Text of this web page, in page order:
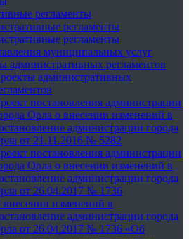
регламенты
регламенты
регламенты
муниципальных услуг
административных регламентов
административных
постановления администрации
Орла о внесении изменений в
администрации города
от 21.11.2016 № 5282
постановления администрации
Орла о внесении изменений в
администрации города
от 26.04.2017 № 1736
изменений в
администрации города
от 26.04.2017 № 1736 «Об